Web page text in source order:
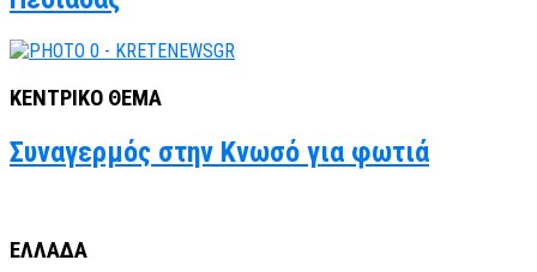
ΚΕΝΤΡΙΚΟ ΘΕΜΑ
Συναγερμός στην Κνωσό για φωτιά
ΕΛΛΑΔΑ